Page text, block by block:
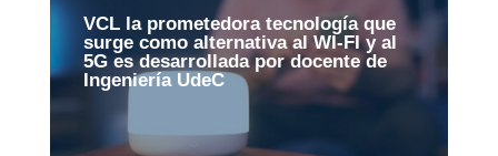
VCL la prometedora tecnología que
surge como alternativa al WI-FI y al
5G es desarrollada por docente de
Ingeniería UdeC